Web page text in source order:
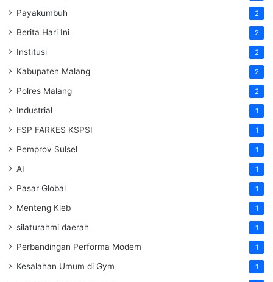
Payakumbuh 2
Berita Hari Ini 2
Institusi 2
Kabupaten Malang 2
Polres Malang 2
Industrial 1
FSP FARKES KSPSI 1
Pemprov Sulsel 1
AI 1
Pasar Global 1
Menteng Kleb 1
silaturahmi daerah 1
Perbandingan Performa Modem 1
Kesalahan Umum di Gym 1